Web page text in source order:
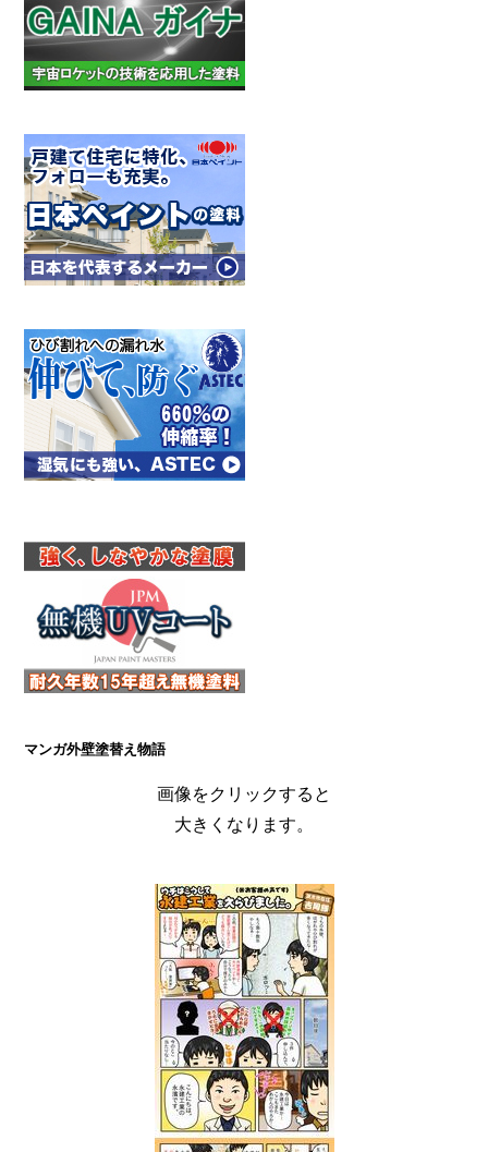
マンガ外壁塗替え物語
画像をクリックすると
大きくなります。